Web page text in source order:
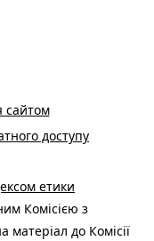
сайтом
доступу
етики
Комісією з
матеріал до Комісії